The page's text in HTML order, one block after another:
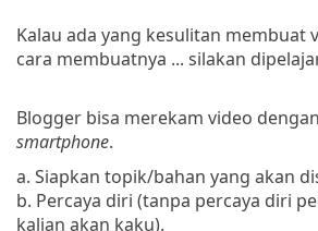
Kalau ada yang kesulitan membuat
cara membuatnya ... silakan
Blogger bisa merekam video
smartphone.
a. Siapkan topik/bahan yang akan
b. Percaya diri (tanpa percaya diri
kalian akan kaku).